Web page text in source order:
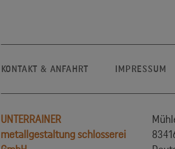
KONTAKT & ANFAHRT IMPRESSUM
UNTERRAINER
metallgestaltung schlosserei